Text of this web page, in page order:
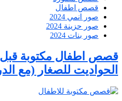
قصص اطفال
صور انمي 2024
صور حزينة 2024
صور بنات 2024
الحواديت للصغار (مع